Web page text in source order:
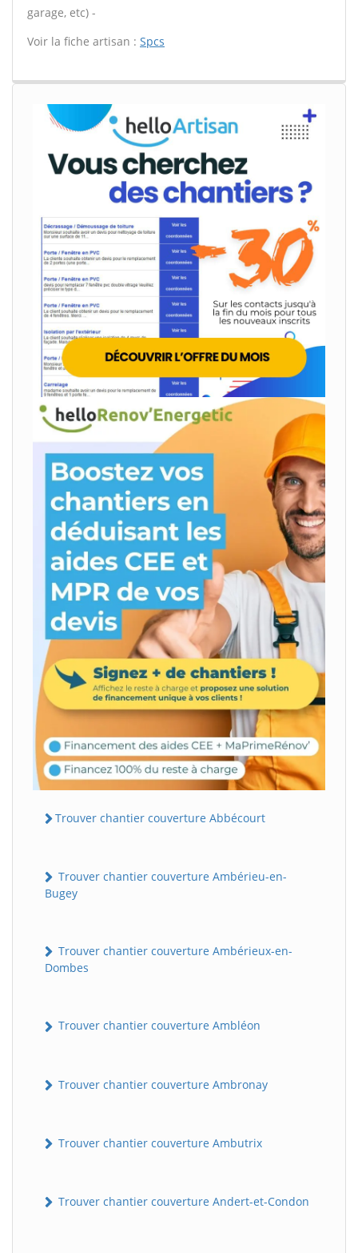
garage, etc) -
Voir la fiche artisan : Spcs
Trouver chantier couverture Abbécourt
Trouver chantier couverture Ambérieu-en-
Bugey
Trouver chantier couverture Ambérieux-en-
Dombes
Trouver chantier couverture Ambléon
Trouver chantier couverture Ambronay
Trouver chantier couverture Ambutrix
Trouver chantier couverture Andert-et-Condon